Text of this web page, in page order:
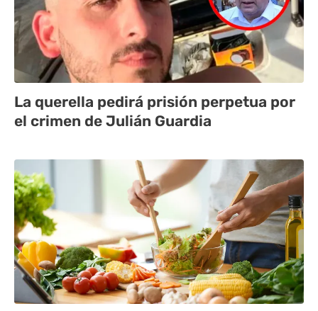
La querella pedirá prisión perpetua por
el crimen de Julián Guardia